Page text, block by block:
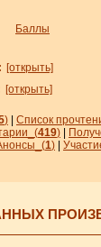
Баллы
[открыть]
[открыть]
) Список
(419)
(1)